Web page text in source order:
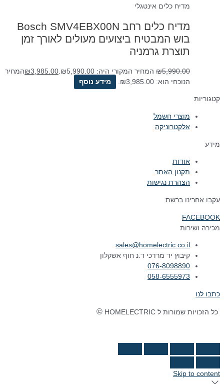
מדיח כלים אינטגלי
מדיח כלים ‏רחב Bosch SMV4EBX00N
בוש המבטיח ביצועים מעולים לאורך זמן
תוצרת גרמניה
₪5,990.00 המחיר המקורי היה: ₪5,990.00. ₪3,985.00
המחיר
הנוכחי הוא: ₪3,985.00.
מידע נוסף
קטגוריות
מוצרי חשמל
אלקטרוניקה
מידע
אודות
תקנון האתר
הצהרת נגישות
עקבו אחרינו ברשת:
FACEBOOK
מכירה ושירות
sales@homelectric.co.il
קיבוץ יד מרדכי ד.נ חוף אשקלון
076-8098890
058-6555973
כתבו לנו
כל הזכויות שמורות ל HOMELECTRIC ©
Skip to content